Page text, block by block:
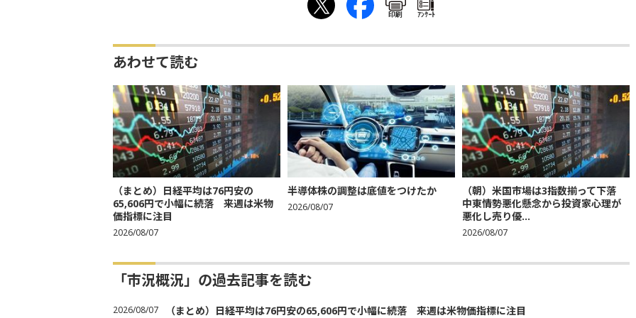
印刷 ｱﾝｹｰﾄ
あわせて読む
（まとめ）日経平均は76円安の
65,606円で小幅に続落 来週は米物
価指標に注目
2026/08/07
半導体株の調整は底値をつけたか
2026/08/07
（朝）米国市場は3指数揃って下落
中東情勢悪化懸念から投資家心理が
悪化し売り優...
2026/08/07
「市況概況」の過去記事を読む
2026/08/07 （まとめ）日経平均は76円安の65,606円で小幅に続落 来週は米物価指標に注目